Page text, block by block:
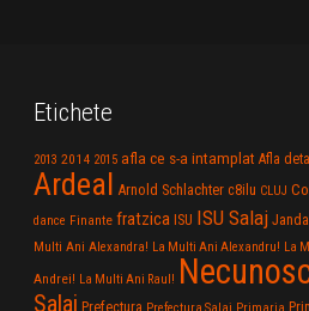
Etichete
2013 2014 2015 afla ce s-a intamplat Afla
Ardeal Arnold Schlachter c8ilu CLUJ
dance Finante fratzica ISU ISU Salaj
Multi Ani Alexandra! La Multi Ani Alexandru! La
Andrei! La Multi Ani Raul!
Salaj Prefectura